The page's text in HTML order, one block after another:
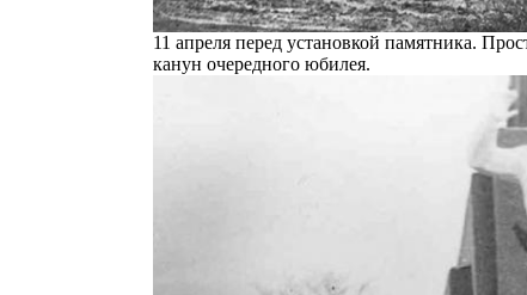
11 апреля перед установкой памятника.
канун очередного юбилея.